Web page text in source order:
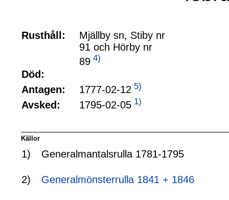
Rusthåll:
Mjällby sn, Stiby nr
91 och Hörby nr
89 4)
Död:
Antagen:
1777-02-12 5)
Avsked: 1795-02-05 1)
Källor
1) Generalmantalsrulla 1781-1795
2) Generalmönsterrulla 1841 + 1846